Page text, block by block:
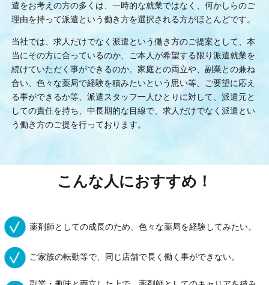
遣をお考えの方の多くは、一時的な就業ではなく、何かしらのご
理由を持って派遣という働き方を選択される方がほとんどです。
当社では、求人だけでなく派遣という働き方のご提案として、本
当にその方に合っているのか、ご本人が希望する限り派遣就業を
続けていただく事ができるのか。家庭との両立や、副業との兼ね
合い、色々な薬局で経験を積みたいという思い等、ご要望に応え
る事ができるか等、派遣スタッフ一人ひとりに対して、派遣元と
しての責任を持ち、中長期的な目線で、求人だけでなく派遣とい
う働き方のご提を行っております。
こんな人におすすめ！
薬剤師としての成長のため、色々な薬局を経験してみたい。
ご家族の転勤等で、同じ店舗で長く働く事ができない。